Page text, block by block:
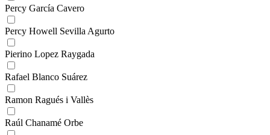
Percy García Cavero
Percy Howell Sevilla Agurto
Pierino Lopez Raygada
Rafael Blanco Suárez
Ramon Ragués i Vallès
Raúl Chanamé Orbe